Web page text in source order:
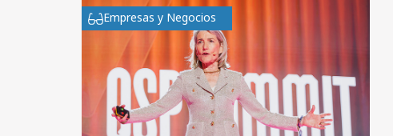
Empresas y Negocios